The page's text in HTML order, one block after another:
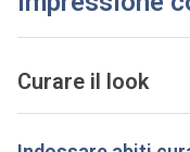
Curare il look